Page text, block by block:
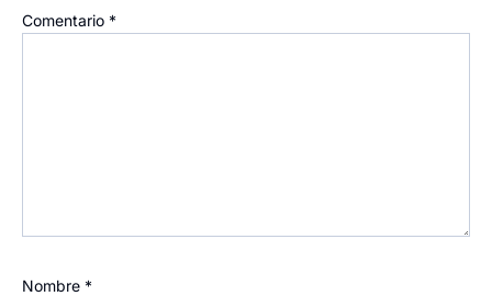
Comentario *
Nombre *